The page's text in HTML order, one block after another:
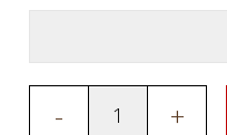
- +